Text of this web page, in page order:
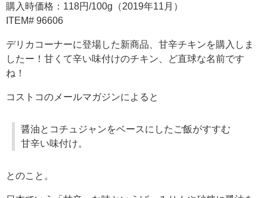
購入時価格：118円/100g（2019年11月）
ITEM# 96606
デリカコーナーに登場した新商品、甘辛チキンを購入しま
したー！甘くて辛い味付けのチキン、ど直球な名前です
ね！
コストコのメールマガジンによると
醤油とコチュジャンをベースにしたご飯がすすむ
甘辛い味付け。
とのこと。